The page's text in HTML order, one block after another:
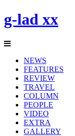
g-lad xx
NEWS
FEATURES
REVIEW
TRAVEL
COLUMN
PEOPLE
VIDEO
EXTRA
GALLERY